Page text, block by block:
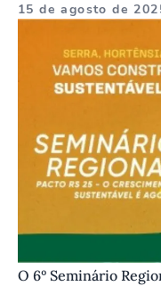
15 de agosto de
O 6º Seminário